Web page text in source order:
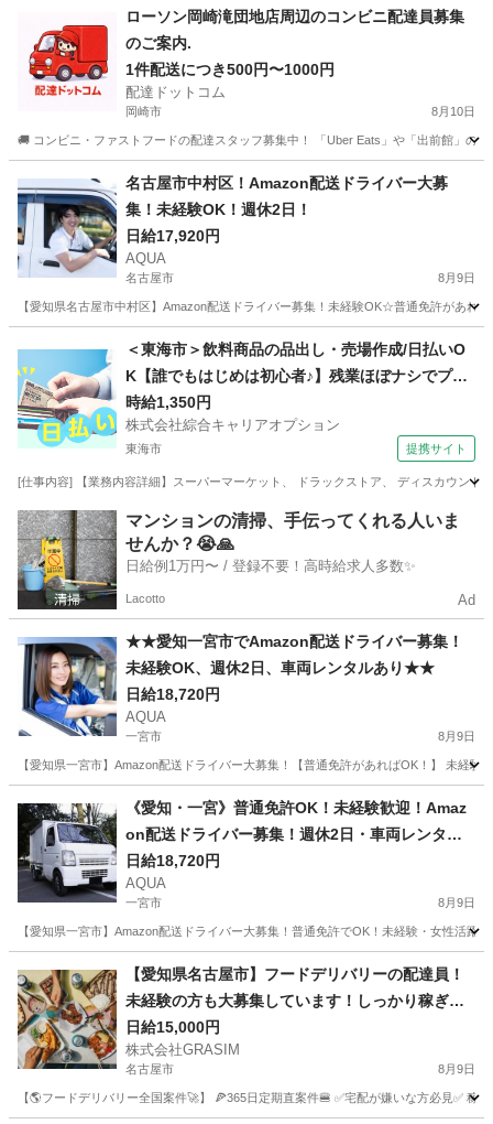
スタッフ
ローソン岡崎滝団地店周辺のコンビニ配達員募集
のご案内.
1件配送につき500円〜1000円
配達ドットコム
岡崎市 8月10日
🚚 コンビニ・ファストフードの配達スタッフ募集中！ 「Uber Eats」や「出前館」の
配送 ローソン
名古屋市中村区！Amazon配送ドライバー大募
集！未経験OK！週休2日！
日給17,920円
AQUA
名古屋市 8月9日
【愛知県名古屋市中村区】Amazon配送ドライバー募集！未経験OK☆普通免許があれ
ドライバー Amazon
＜東海市＞飲料商品の品出し・売場作成/日払いO
K【誰でもはじめは初心者♪】残業ほぼナシでプラ
充！落ち着く少人数の職場！
時給1,350円
株式会社綜合キャリアオプション
東海市 提携サイト
[仕事内容] 【業務内容詳細】スーパーマーケット、 ドラックストア、 ディスカウン
愛知 東海市 ドライバー
マンションの清掃、手伝ってくれる人いま
せんか？😭🙏
日給例1万円〜 / 登録不要！高時給求人多数✨
Lacotto Ad
★★愛知一宮市でAmazon配送ドライバー募集！
未経験OK、週休2日、車両レンタルあり★★
日給18,720円
AQUA
一宮市 8月9日
【愛知県一宮市】Amazon配送ドライバー大募集！【普通免許があればOK！】 未経
ドライバー Amazon
《愛知・一宮》普通免許OK！未経験歓迎！Amaz
on配送ドライバー募集！週休2日・車両レンタ
ル・直行
日給18,720円
AQUA
一宮市 8月9日
【愛知県一宮市】Amazon配送ドライバー大募集！普通免許でOK！未経験・女性活
ドライバー Amazon
【愛知県名古屋市】フードデリバリーの配達員！
未経験の方も大募集しています！しっかり稼ぎた
い方・マイペースに頑張りたい方どちらも！
日給15,000円
株式会社GRASIM
名古屋市 8月9日
【🌎フードデリバリー全国案件🚀】 🍕365日定期直案件🍔 ✅宅配が嫌いな方必見✅